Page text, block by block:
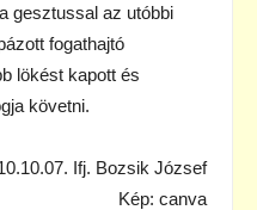
gesztussal az utóbbi
fogathajtó
lökést kapott és
követni.
Ifj. Bozsik József
Kép: canva